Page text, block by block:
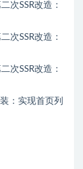
次SSR改造：
次SSR改造：
次SSR改造：
：实现首页列